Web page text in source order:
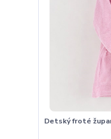
Detský froté